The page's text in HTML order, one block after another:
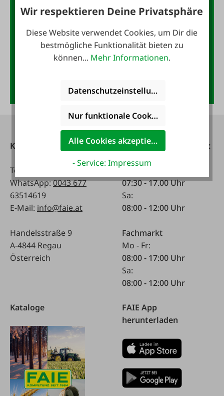
anmelden und 10,- Gutschein
E-Mail-Adresse*
Kontakt
Tel:
WhatsApp:0043 677
63514619
E-Mail: info@faie.at
Handelsstraße 9
A-4844 Regau
Österreich
Telefonisch erreichbar:
07:30 - 17.00 Uhr
Sa:
08:00 - 12:00 Uhr
Fachmarkt
Mo - Fr:
08:00 - 17:00 Uhr
Sa:
08:00 - 12:00 Uhr
Kataloge
FAIE App
herunterladen
Wir respektieren Deine Privatsphäre
Diese Website verwendet Cookies, um Dir die
bestmögliche Funktionalität bieten zu
können... Mehr Informationen.
Datenschutzeinstellungen
Nur funktionale Cookies akzeptieren
Alle Cookies akzeptieren
- Service: Impressum